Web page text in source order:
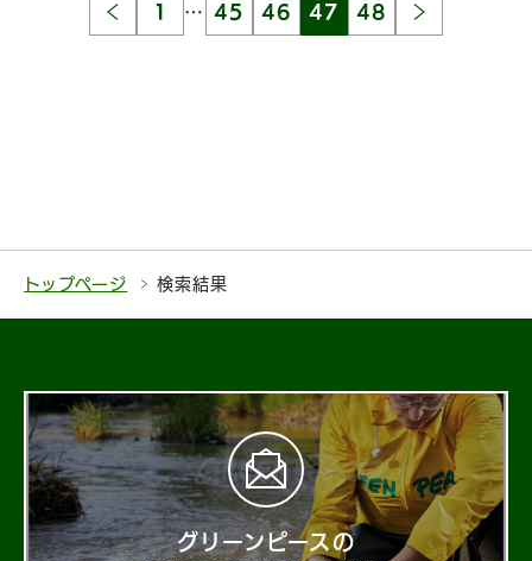
1 … 45 46 47 48
トップページ 検索結果
グリーンピースの